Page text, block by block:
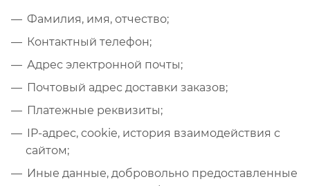
Фамилия, имя, отчество;
Контактный телефон;
Адрес электронной почты;
Почтовый адрес доставки заказов;
Платежные реквизиты;
IP-адрес, cookie, история взаимодействия с
сайтом;
Иные данные, добровольно предоставленные